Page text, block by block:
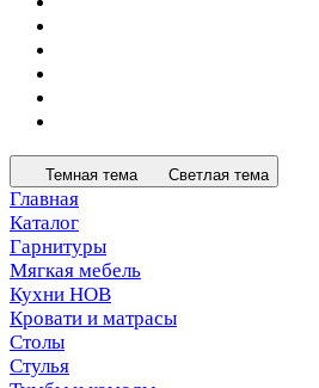
Темная тема Светлая тема
Главная
Каталог
Гарнитуры
Мягкая мебель
Кухни НОВ
Кровати и матрасы
Столы
Стулья